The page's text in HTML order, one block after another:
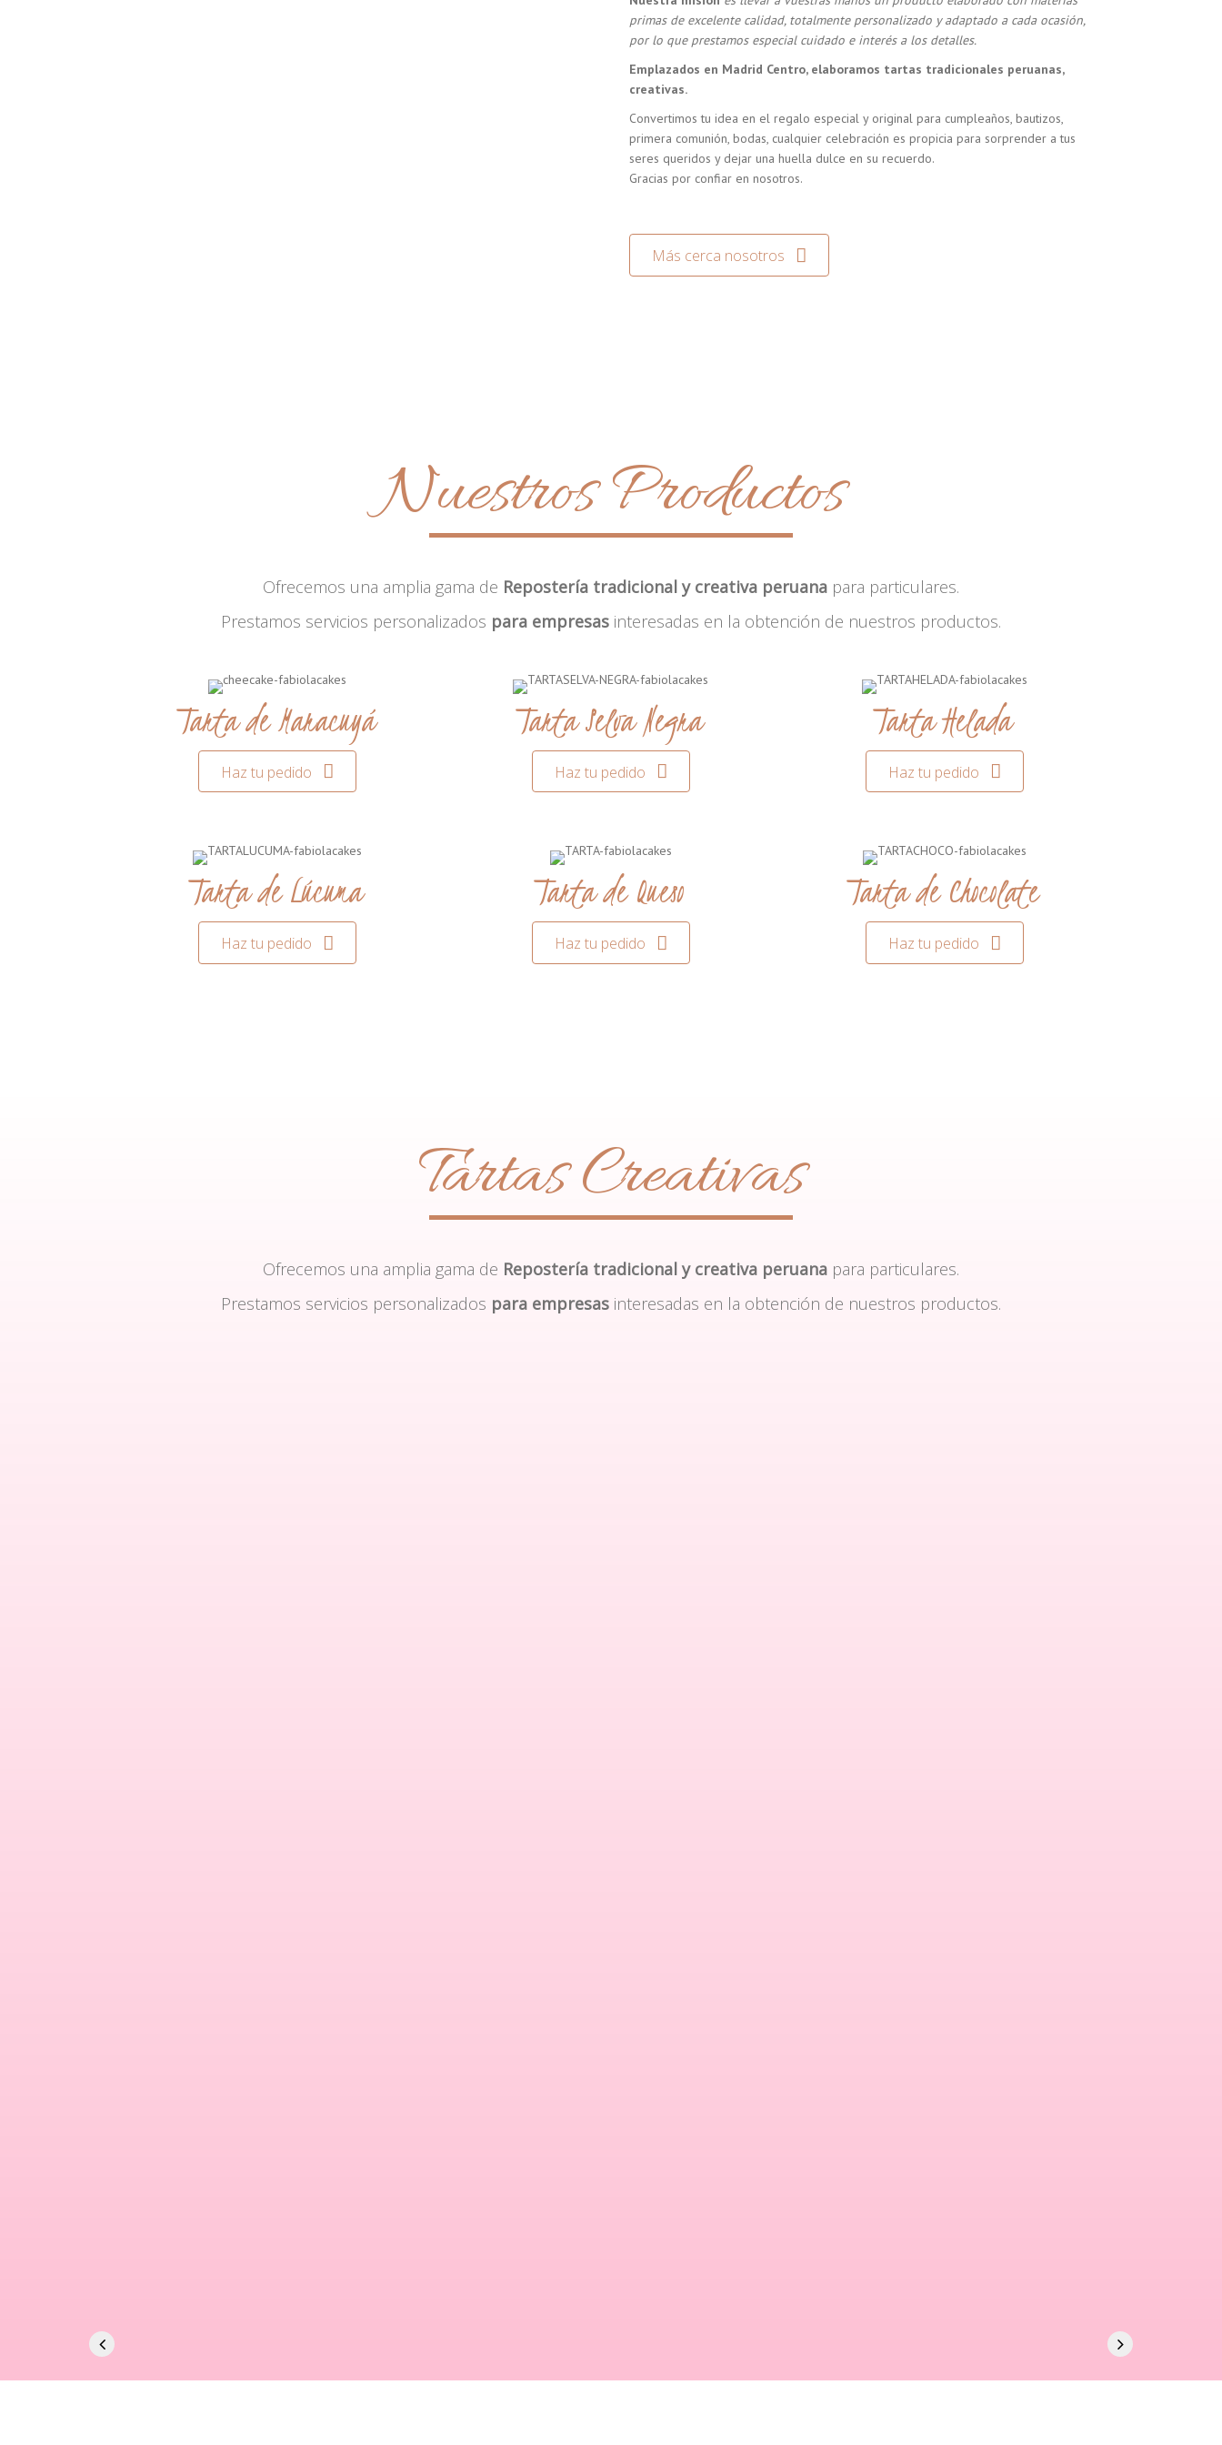
primas de excelente calidad, totalmente personalizado y adaptado a cada ocasión,
por lo que prestamos especial cuidado e interés a los detalles.
Emplazados en Madrid Centro, elaboramos tartas tradicionales peruanas,
creativas.
Convertimos tu idea en el regalo especial y original para cumpleaños, bautizos,
primera comunión, bodas, cualquier celebración es propicia para sorprender a tus
seres queridos y dejar una huella dulce en su recuerdo.
Gracias por confiar en nosotros.
Más cerca nosotros
Nuestros Productos
Ofrecemos una amplia gama de Repostería tradicional y creativa peruana para particulares.
Prestamos servicios personalizados para empresas interesadas en la obtención de nuestros productos.
Tarta de Maracuyá
Haz tu pedido
Tarta Selva Negra
Haz tu pedido
Tarta Helada
Haz tu pedido
Tarta de Lúcuma
Haz tu pedido
Tarta de Queso
Haz tu pedido
Tarta de Chocolate
Haz tu pedido
Tartas Creativas
Ofrecemos una amplia gama de Repostería tradicional y creativa peruana para particulares.
Prestamos servicios personalizados para empresas interesadas en la obtención de nuestros productos.